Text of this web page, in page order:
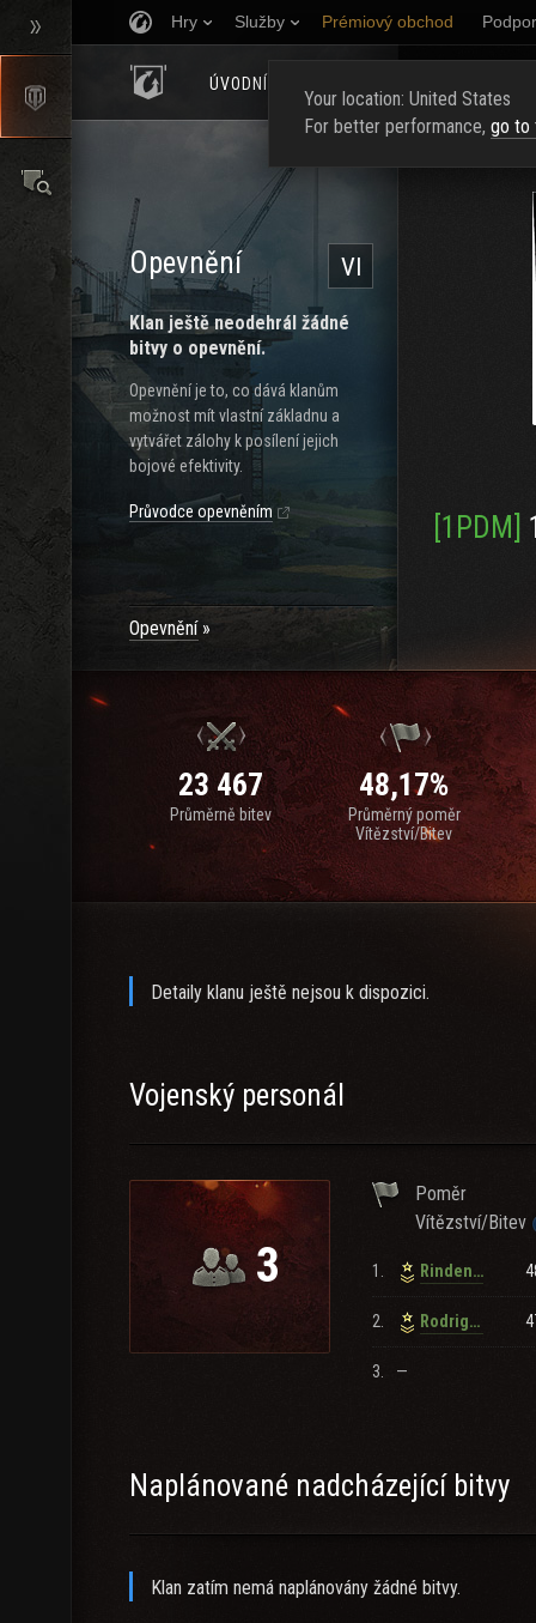
Hry Služby Prémiový obchod
ÚVODNÍ STRÁNKA
VI
Opevnění
Klan ještě neodehrál žádné
bitvy o opevnění.
Opevnění je to, co dává klanům
možnost mít vlastní základnu a
vytvářet zálohy k posílení jejich
bojové efektivity.
Průvodce opevněním
Opevnění
[1PDM]
23 467
Průměrně bitev
48,17%
Průměrný poměr
Vítězství/Bitev
Detaily klanu ještě nejsou k dispozici.
Vojenský personál
3
Poměr
Vítězství/Bitev
1. Rindenmulsch
2. Rodrigez_Vaz
3. —
Naplánované nadcházející bitvy
Klan zatím nemá naplánovány žádné bitvy.
Your location: United States
For better performance, go to